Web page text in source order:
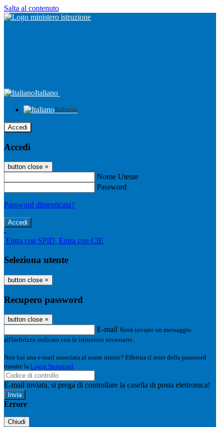
Salta al contenuto
Italiano
Italiano
Accedi
Accedi
button close ×
Nome Utente
Password
Password dimenticata?
-
Entra con SPID Entra con CIE
Seleziona utente
button close ×
Recupero password
button close ×
E-mail Verrà inviato un messaggio
all'indirizzo indicato con le istruzioni necessarie.
Non hai una e-mail associata al nome utente? Effettua il reset della password
tramite la Login Spaggiari
E-mail inviata, si prega di controllare la casella di posta elettronica!
Errore
Chiudi